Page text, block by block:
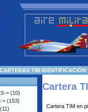
CARTERAS TIM IDENTIFICACIÓN
Cartera
Cartera TIM en
> (10)
> (153)
(11)